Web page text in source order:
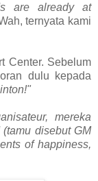
are already at
ternyata kami
Center. Sebelum
dulu kepada
mereka
disebut GM
of happiness,